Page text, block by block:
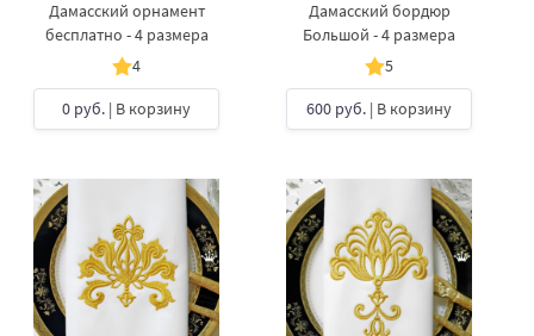
Дамасский орнамент
бесплатно - 4 размера
4
0 руб. | В корзину
Дамасский бордюр
Большой - 4 размера
5
600 руб. | В корзину